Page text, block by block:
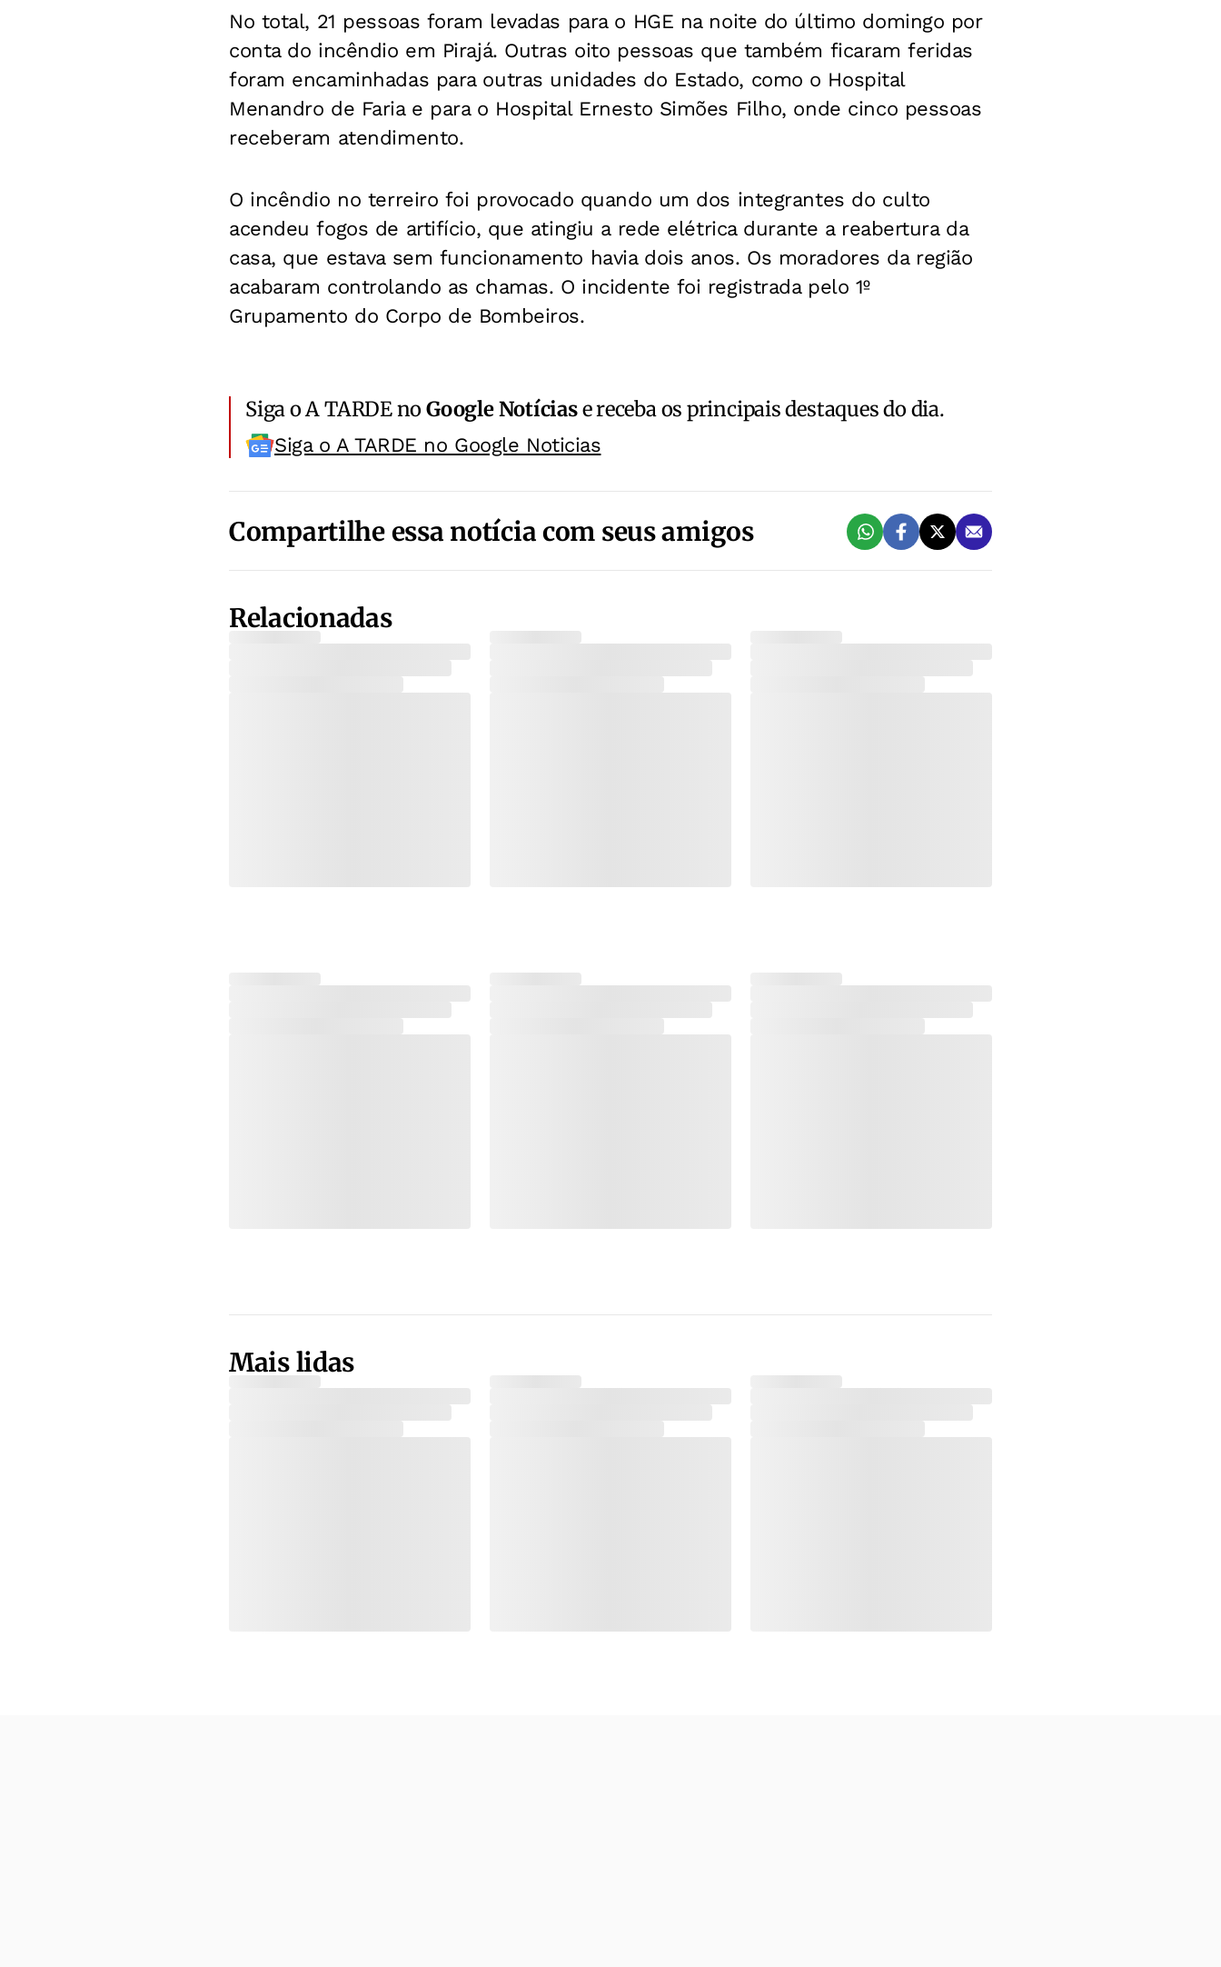
No total, 21 pessoas foram levadas para o HGE na noite do último domingo por
conta do incêndio em Pirajá. Outras oito pessoas que também ficaram feridas
foram encaminhadas para outras unidades do Estado, como o Hospital
Menandro de Faria e para o Hospital Ernesto Simões Filho, onde cinco pessoas
receberam atendimento.
O incêndio no terreiro foi provocado quando um dos integrantes do culto
acendeu fogos de artifício, que atingiu a rede elétrica durante a reabertura da
casa, que estava sem funcionamento havia dois anos. Os moradores da região
acabaram controlando as chamas. O incidente foi registrada pelo 1º
Grupamento do Corpo de Bombeiros.
Siga o A TARDE noGoogle Notíciase receba os principais destaques do dia.
Siga o A TARDE no Google Noticias
Compartilhe essa notícia com seus amigos
Relacionadas
Mais lidas